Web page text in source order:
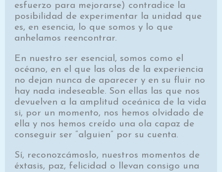
esfuerzo para mejorarse) contradice la
posibilidad de experimentar la unidad que
es, en esencia, lo que somos y lo que
anhelamos reencontrar.
En nuestro ser esencial, somos como el
océano, en el que las olas de la experiencia
no dejan nunca de aparecer y en su fluir no
hay nada indeseable. Son ellas las que nos
devuelven a la amplitud oceánica de la vida
si, por un momento, nos hemos olvidado de
ella y nos hemos creído una ola capaz de
conseguir ser “alguien” por su cuenta.
Sí, reconozcámoslo, nuestros momentos de
éxtasis, paz, felicidad o llevan consigo una